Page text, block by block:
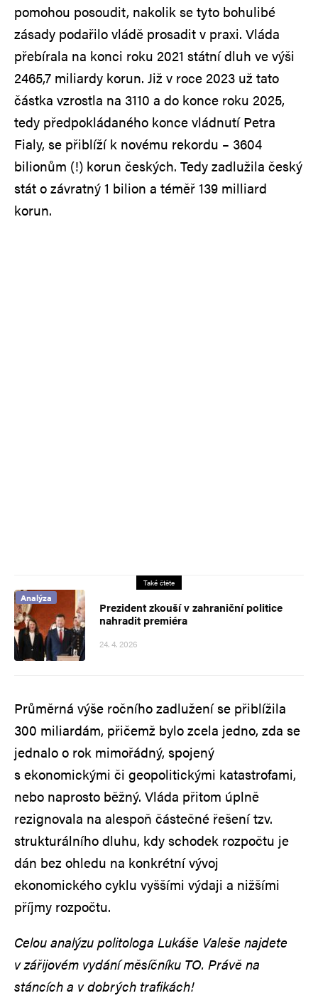
pomohou posoudit, nakolik se tyto bohulibé
zásady podařilo vládě prosadit v praxi. Vláda
přebírala na konci roku 2021 státní dluh ve výši
2465,7 miliardy korun. Již v roce 2023 už tato
částka vzrostla na 3110 a do konce roku 2025,
tedy předpokládaného konce vládnutí Petra
Fialy, se přiblíží k novému rekordu – 3604
bilionům (!) korun českých. Tedy zadlužila český
stát o závratný 1 bilion a téměř 139 milliard
korun.
Také čtěte
Analýza
Prezident zkouší v zahraniční politice
nahradit premiéra
24. 4. 2026
Průměrná výše ročního zadlužení se přiblížila
300 miliardám, přičemž bylo zcela jedno, zda se
jednalo o rok mimořádný, spojený
s ekonomickými či geopolitickými katastrofami,
nebo naprosto běžný. Vláda přitom úplně
rezignovala na alespoň částečné řešení tzv.
strukturálního dluhu, kdy schodek rozpočtu je
dán bez ohledu na konkrétní vývoj
ekonomického cyklu vyššími výdaji a nižšími
příjmy rozpočtu.
Celou analýzu politologa Lukáše Valešenajdete
v zářijovém vydání měsíčníku TO. Právě na
stáncích a v dobrých trafikách!